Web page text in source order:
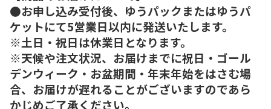
●お申し込み受付後、ゆうパックまたはゆうパ
ケットにて5営業日以内に発送いたします。
※土日・祝日は休業日となります。
※天候や注文状況、お届けまでに祝日・ゴール
デンウィーク・お盆期間・年末年始をはさむ場
合、お届けが遅れることがございますのであら
かじめご了承ください。